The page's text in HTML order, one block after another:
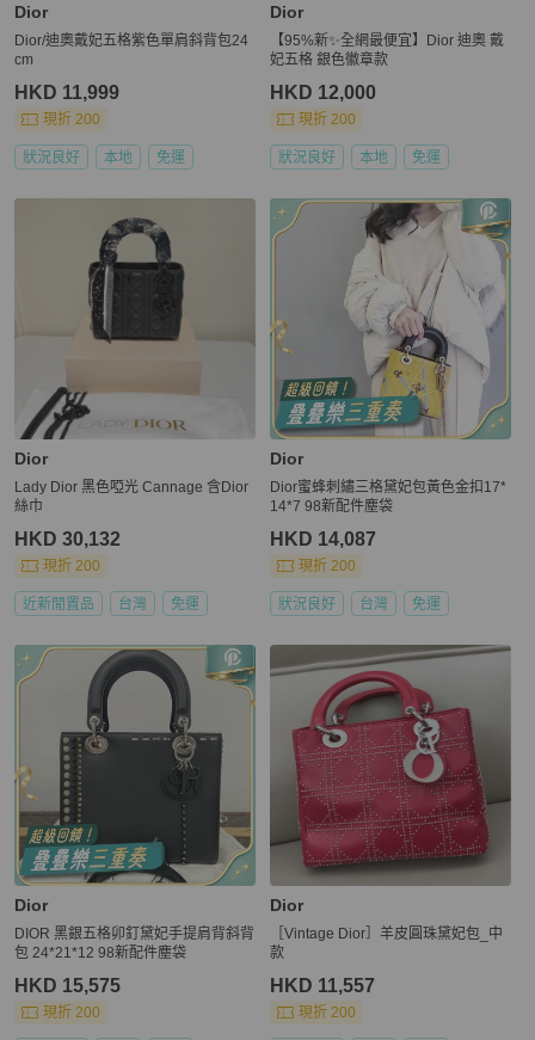
Dior
Dior/迪奧戴妃五格紫色單肩斜背包24
cm
HKD 11,999
現折 200
狀況良好 本地 免運
Dior
【95%新✨全網最便宜】Dior 迪奧 戴
妃五格 銀色徽章款
HKD 12,000
現折 200
狀況良好 本地 免運
Dior
Lady Dior 黑色啞光 Cannage 含Dior
絲巾
HKD 30,132
現折 200
近新閒置品 台灣 免運
Dior
Dior蜜蜂刺繡三格黛妃包黃色金扣17*
14*7 98新配件塵袋
HKD 14,087
現折 200
狀況良好 台灣 免運
Dior
DIOR 黑銀五格卯釘黛妃手提肩背斜背
包 24*21*12 98新配件塵袋
HKD 15,575
現折 200
Dior
［Vintage Dior］羊皮圓珠黛妃包_中
款
HKD 11,557
現折 200